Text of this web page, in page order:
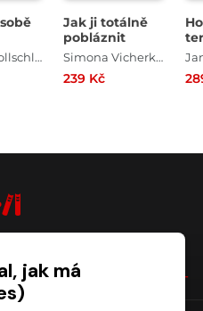
Fabian Wollschläger
Jak ji totálně
pobláznit
Simona Vicherková
239 Kč
jak má